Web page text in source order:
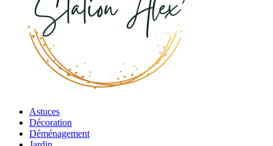
Astuces
Décoration
Déménagement